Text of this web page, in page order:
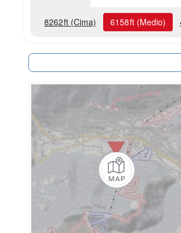
8262ft (Cima) 6158ft (Medio)